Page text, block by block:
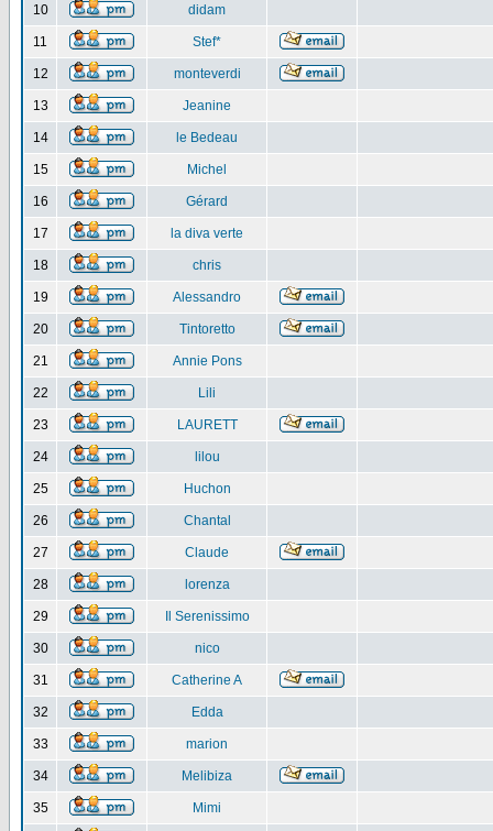
10 didam
11 Stef*
12 monteverdi
13 Jeanine
14 le Bedeau
15 Michel
16 Gérard
17 la diva verte
18 chris
19 Alessandro
20 Tintoretto
21 Annie Pons
22 Lili
23 LAURETT
24 lilou
25 Huchon
26 Chantal
27 Claude
28 lorenza
29 Il Serenissimo
30 nico
31 Catherine A
32 Edda
33 marion
34 Melibiza
35 Mimi